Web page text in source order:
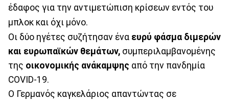
έδαφος για την αντιμετώπιση κρίσεων εντός του
μπλοκ και όχι μόνο.
Οι δύο ηγέτες συζήτησαν ένα ευρύ φάσμα διμερών
και ευρωπαϊκών θεμάτων, συμπεριλαμβανομένης
της οικονομικής ανάκαμψης από την πανδημία
COVID-19.
Ο Γερμανός καγκελάριος απαντώντας σε